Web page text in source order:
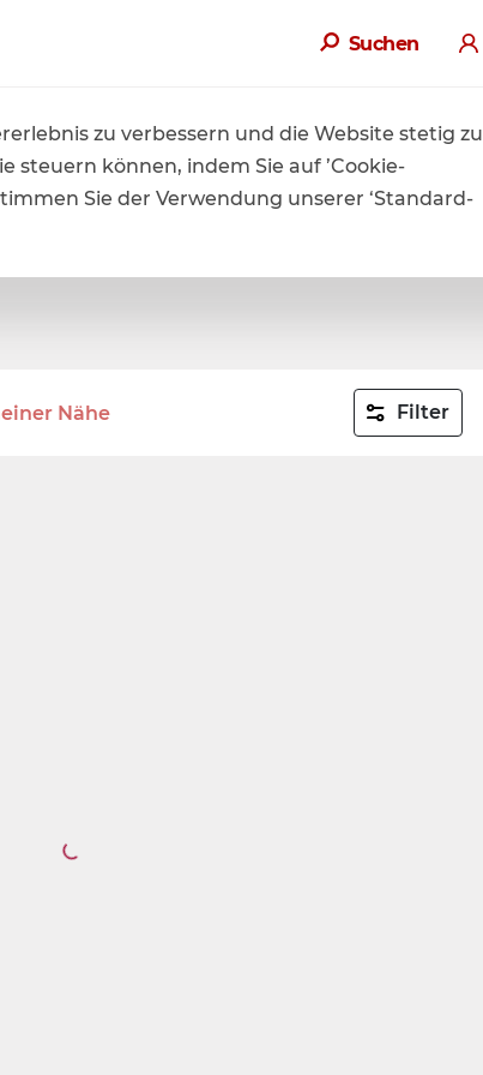
Suchen
Nähe Filter
zu verbessern und die Website stetig zu
steuern können, indem Sie auf ’Cookie-
Sie der Verwendung unserer ‘Standard-